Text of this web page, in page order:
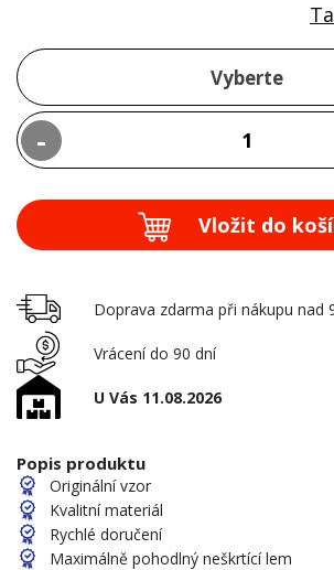
Vyberte
-
Vložit do
Doprava zdarma při nákupu nad
Vrácení do 90 dní
U Vás 11.08.2026
Popis produktu
Originální vzor
Kvalitní materiál
Rychlé doručení
Maximálně pohodlný neškrtící lem